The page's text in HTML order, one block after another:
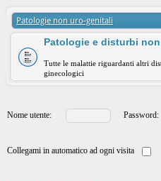
Patologie non uro-genitali
Patologie e disturbi
Tutte le malattie riguardanti altri
ginecologici
Nome utente: Password:
Collegami in automatico ad ogni visita